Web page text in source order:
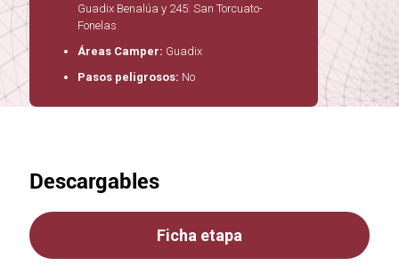
Guadix Benalúa y 245: San Torcuato-
Fonelas
Áreas Camper: Guadix
Pasos peligrosos: No
Descargables
Ficha etapa